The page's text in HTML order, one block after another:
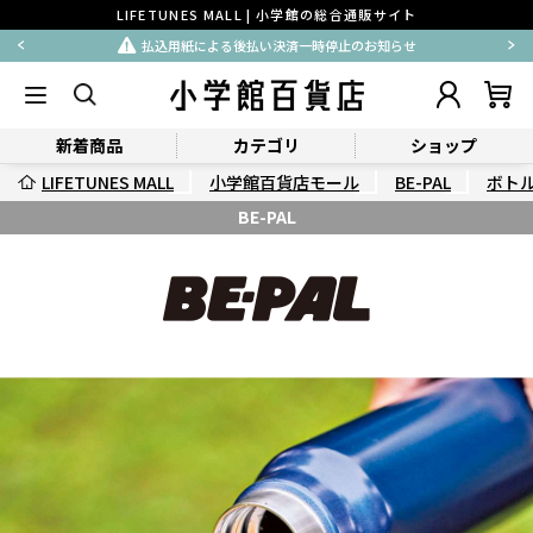
LIFETUNES MALL | 小学館の総合通販サイト
払込用紙による後払い決済一時停止のお知らせ
新着商品 カテゴリ
ショップ
LIFETUNES MALL
小学館百貨店モール BE-PAL
ボト
BE-PAL